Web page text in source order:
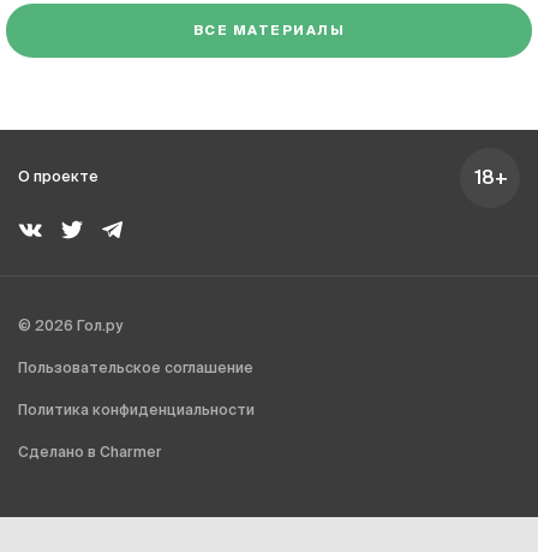
ВСЕ МАТЕРИАЛЫ
О проекте 18+
© 2026 Гол.ру
Пользовательское соглашение
Политика конфиденциальности
Сделано в Charmer